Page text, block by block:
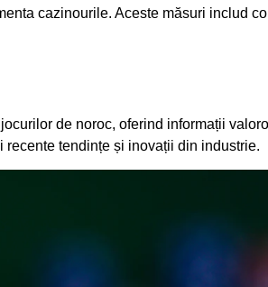
cazinourile. Aceste măsuri includ
de noroc, oferind informații
tendințe și inovații din industrie.